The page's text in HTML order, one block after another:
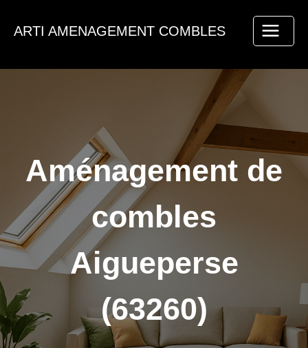
ARTI AMENAGEMENT COMBLES
Aménagement de
combles
Aigueperse
(63260)